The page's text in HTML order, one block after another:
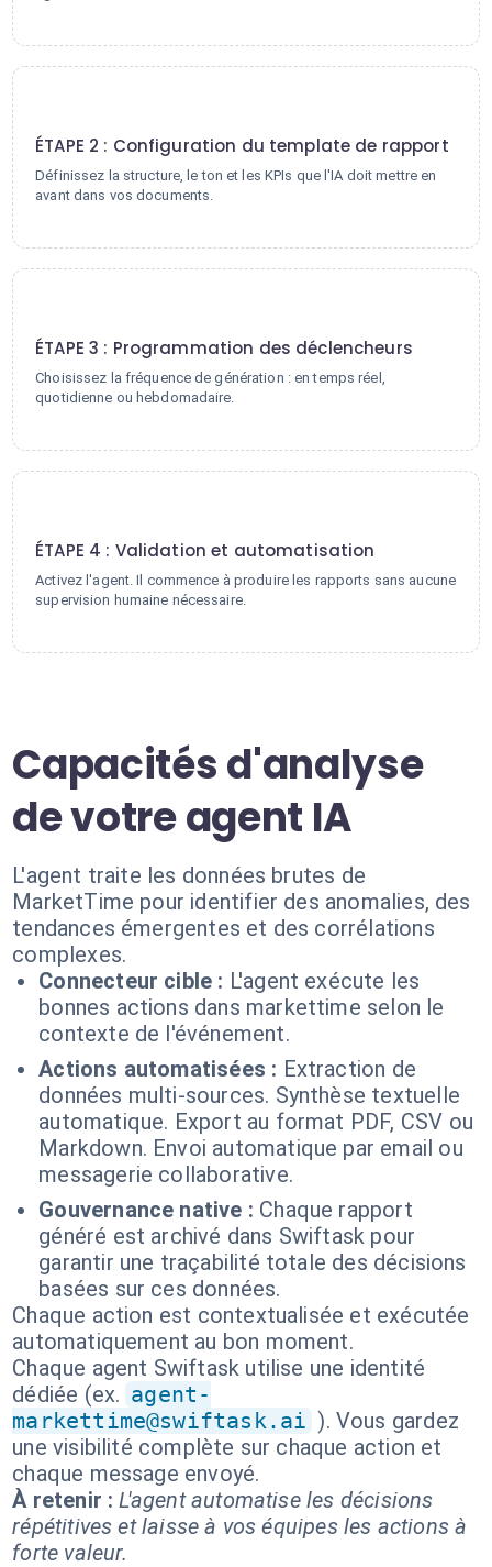
ÉTAPE 2 : Configuration du template de rapport
Définissez la structure, le ton et les KPIs que l'IA doit mettre en
avant dans vos documents.
ÉTAPE 3 : Programmation des déclencheurs
Choisissez la fréquence de génération : en temps réel,
quotidienne ou hebdomadaire.
ÉTAPE 4 : Validation et automatisation
Activez l'agent. Il commence à produire les rapports sans aucune
supervision humaine nécessaire.
Capacités d'analyse
de votre agent IA
L'agent traite les données brutes de
MarketTime pour identifier des anomalies, des
tendances émergentes et des corrélations
complexes.
Connecteur cible : L'agent exécute les
bonnes actions dans markettime selon le
contexte de l'événement.
Actions automatisées : Extraction de
données multi-sources. Synthèse textuelle
automatique. Export au format PDF, CSV ou
Markdown. Envoi automatique par email ou
messagerie collaborative.
Gouvernance native : Chaque rapport
généré est archivé dans Swiftask pour
garantir une traçabilité totale des décisions
basées sur ces données.
Chaque action est contextualisée et exécutée
automatiquement au bon moment.
Chaque agent Swiftask utilise une identité
dédiée (ex. agent-
markettime@swiftask.ai ). Vous gardez
une visibilité complète sur chaque action et
chaque message envoyé.
À retenir : L'agent automatise les décisions
répétitives et laisse à vos équipes les actions à
forte valeur.